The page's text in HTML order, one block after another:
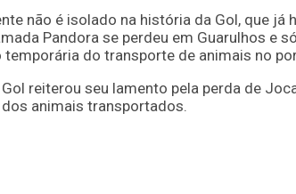
não é isolado na história da Gol, que
Pandora se perdeu em Guarulhos e
temporária do transporte de animais no
Gol reiterou seu lamento pela perda de
animais transportados.